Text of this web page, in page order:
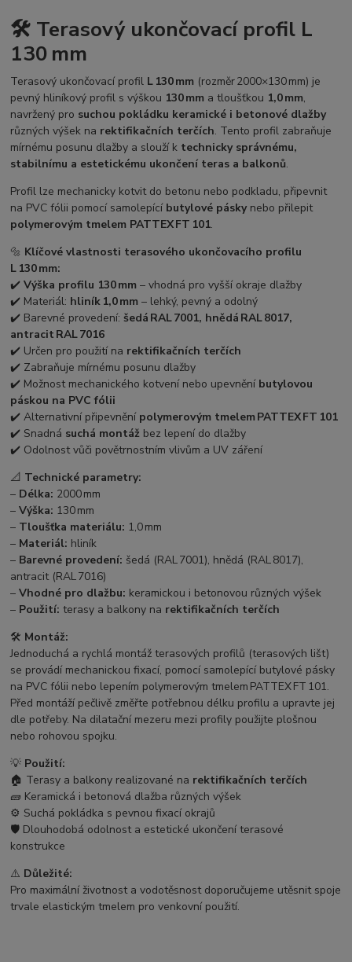
🛠️ Terasový ukončovací profil L
130 mm
Terasový ukončovací profil L 130 mm (rozměr 2000×130 mm) je
pevný hliníkový profil s výškou 130 mm a tloušťkou 1,0 mm,
navržený pro suchou pokládku keramické i betonové dlažby
různých výšek na rektifikačních terčích. Tento profil zabraňuje
mírnému posunu dlažby a slouží k technicky správnému,
stabilnímu a estetickému ukončení teras a balkonů.
Profil lze mechanicky kotvit do betonu nebo podkladu, připevnit
na PVC fólii pomocí samolepící butylové páskynebo přilepit
polymerovým tmelem PATTEX FT 101.
🔩 Klíčové vlastnosti terasového ukončovacího profilu
L 130 mm:
✔️Výška profilu 130 mm – vhodná pro vyšší okraje dlažby
✔️ Materiál: hliník 1,0 mm – lehký, pevný a odolný
✔️ Barevné provedení: šedá RAL 7001, hnědá RAL 8017,
antracit RAL 7016
✔️ Určen pro použití na rektifikačních terčích
✔️ Zabraňuje mírnému posunu dlažby
✔️ Možnost mechanického kotvení nebo upevnění butylovou
páskou na PVC fólii
✔️ Alternativní připevnění polymerovým tmelem PATTEX FT 101
✔️ Snadná suchá montáž bez lepení do dlažby
✔️ Odolnost vůči povětrnostním vlivům a UV záření
📐 Technické parametry:
– Délka: 2000 mm
–Výška: 130 mm
– Tloušťka materiálu: 1,0 mm
– Materiál: hliník
– Barevné provedení: šedá (RAL 7001), hnědá (RAL 8017),
antracit (RAL 7016)
–Vhodné pro dlažbu: keramickou i betonovou různých výšek
– Použití: terasy a balkony na rektifikačních terčích
🛠️ Montáž:
Jednoduchá a rychlá montáž terasových profilů (terasových lišt)
se provádí mechanickou fixací, pomocí samolepící butylové pásky
na PVC fólii nebo lepením polymerovým tmelem PATTEX FT 101.
Před montáží pečlivě změřte potřebnou délku profilu a upravte jej
dle potřeby. Na dilatační mezeru mezi profily použijte plošnou
nebo rohovou spojku.
💡 Použití:
🏠 Terasy a balkony realizované na rektifikačních terčích
🧱 Keramická i betonová dlažba různých výšek
⚙️ Suchá pokládka s pevnou fixací okrajů
🛡️ Dlouhodobá odolnost a estetické ukončení terasové
konstrukce
⚠️ Důležité:
Pro maximální životnost a vodotěsnost doporučujeme utěsnit spoje
trvale elastickým tmelem pro venkovní použití.